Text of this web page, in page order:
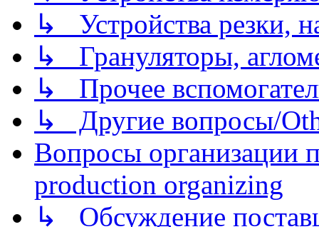
↳ Устройства резки,
↳ Грануляторы,
↳ Прочее
↳ Другие вопросы/
Вопросы организации
production organizing
↳ Обсуждение